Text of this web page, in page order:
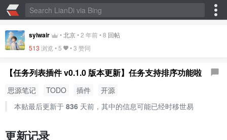
sylwair •北京•2 年前•8 回帖
513 浏览 •5 •3 赞同
【任务列表插件 v0.1.0 版本更新】任务支持排序功能啦
思源笔记 TODO 插件
开源
本贴最后更新于 836天前，其中的信息可能已经时移世易
更新记录